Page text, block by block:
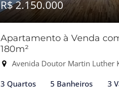
R$ 2.150.000
Apartamento à Venda
180m²
Avenida Doutor Martin Luther King - Vila
3 Quartos 5 Banheiros 3